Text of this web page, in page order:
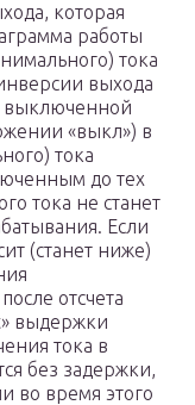
которая
работы
тока
выхода
выключенной
«выкл») в
тока
до тех
тока не станет
Если
(станет ниже)
отсчета
выдержки
тока в
без задержки,
во время этого